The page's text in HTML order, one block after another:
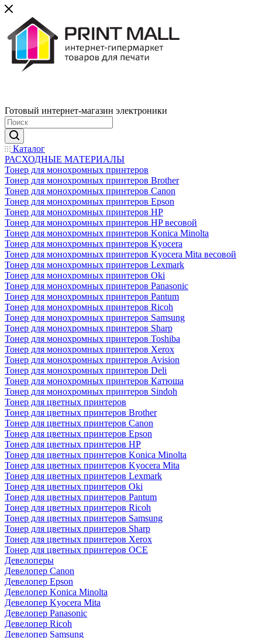
Готовый интернет-магазин электроники
Каталог
РАСХОДНЫЕ МАТЕРИАЛЫ
Тонер для монохромных принтеров
Тонер для монохромных принтеров Brother
Тонер для монохромных принтеров Canon
Тонер для монохромных принтеров Epson
Тонер для монохромных принтеров HP
Тонер для монохромных принтеров HP весовой
Тонер для монохромных принтеров Konica Minolta
Тонер для монохромных принтеров Kyocera
Тонер для монохромных принтеров Kyocera Mita весовой
Тонер для монохромных принтеров Lexmark
Тонер для монохромных принтеров Oki
Тонер для монохромных принтеров Panasonic
Тонер для монохромных принтеров Pantum
Тонер для монохромных принтеров Ricoh
Тонер для монохромных принтеров Samsung
Тонер для монохромных принтеров Sharp
Тонер для монохромных принтеров Toshiba
Тонер для монохромных принтеров Xerox
Тонер для монохромных принтеров Avision
Тонер для монохромных принтеров Deli
Тонер для монохромных принтеров Катюша
Тонер для монохромных принтеров Sindoh
Тонер для цветных принтеров
Тонер для цветных принтеров Brother
Тонер для цветных принтеров Canon
Тонер для цветных принтеров Epson
Тонер для цветных принтеров HP
Тонер для цветных принтеров Konica Minolta
Тонер для цветных принтеров Kyocera Mita
Тонер для цветных принтеров Lexmark
Тонер для цветных принтеров Oki
Тонер для цветных принтеров Pantum
Тонер для цветных принтеров Ricoh
Тонер для цветных принтеров Samsung
Тонер для цветных принтеров Sharp
Тонер для цветных принтеров Xerox
Тонер для цветных принтеров OCE
Девелоперы
Девелопер Canon
Девелопер Epson
Девелопер Konica Minolta
Девелопер Kyocera Mita
Девелопер Panasonic
Девелопер Ricoh
Девелопер Samsung